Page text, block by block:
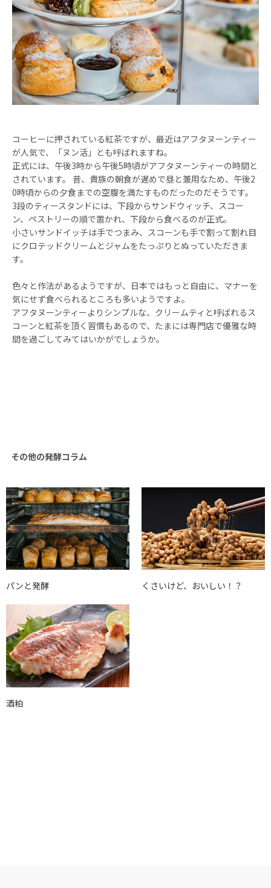
コーヒーに押されている紅茶ですが、最近はアフタヌーンティー
が人気で、「ヌン活」とも呼ばれますね。
正式には、午後3時から午後5時頃がアフタヌーンティーの時間と
されています。 昔、貴族の朝食が遅めで昼と兼用なため、午後2
0時頃からの夕食までの空腹を満たすものだったのだそうです。
3段のティースタンドには、下段からサンドウィッチ、スコー
ン、ペストリーの順で置かれ、下段から食べるのが正式。
小さいサンドイッチは手でつまみ、スコーンも手で割って割れ目
にクロテッドクリームとジャムをたっぷりとぬっていただきま
す。
色々と作法があるようですが、日本ではもっと自由に、マナーを
気にせず食べられるところも多いようですよ。
アフタヌーンティーよりシンプルな、クリームティと呼ばれるス
コーンと紅茶を頂く習慣もあるので、たまには専門店で優雅な時
間を過ごしてみてはいかがでしょうか。
その他の発酵コラム
パンと発酵 くさいけど、おいしい！？
酒粕